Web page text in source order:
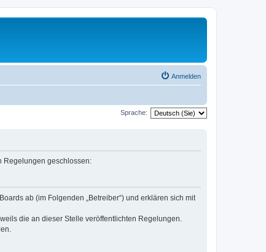
Anmelden
Sprache:
Regelungen geschlossen:
ab (im Folgenden „Betreiber“) und erklären sich mit
die an dieser Stelle veröffentlichten Regelungen.